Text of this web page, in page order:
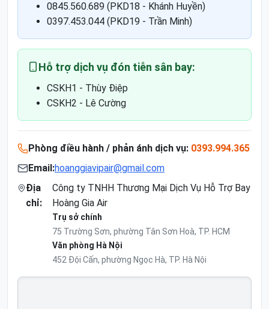
0845.560.689 (PKD18 - Khánh Huyền)
0397.453.044 (PKD19 - Trần Minh)
Hỗ trợ dịch vụ đón tiễn sân bay:
CSKH1 - Thùy Điệp
CSKH2 - Lê Cường
Phòng điều hành / phản ánh dịch vụ: 0393.994.365
Email:hoanggiavipair@gmail.com
Địa
chỉ:
Công ty TNHH Thương Mại Dịch Vụ Hỗ Trợ Bay
Hoàng Gia Air
Trụ sở chính
75 Trường Sơn, phường Tân Sơn Hoà, TP. HCM
Văn phòng Hà Nội
452 Đội Cấn, phường Ngọc Hà, TP. Hà Nội